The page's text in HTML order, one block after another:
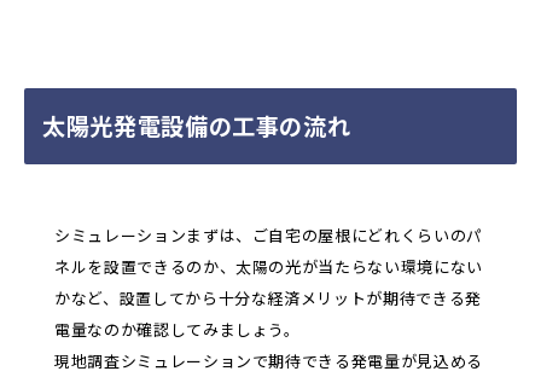
太陽光発電設備の工事の流れ
シミュレーションまずは、ご自宅の屋根にどれくらいのパ
ネルを設置できるのか、太陽の光が当たらない環境にない
かなど、設置してから十分な経済メリットが期待できる発
電量なのか確認してみましょう。
現地調査シミュレーションで期待できる発電量が見込める